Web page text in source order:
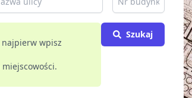
najpierw wpisz
Szukaj